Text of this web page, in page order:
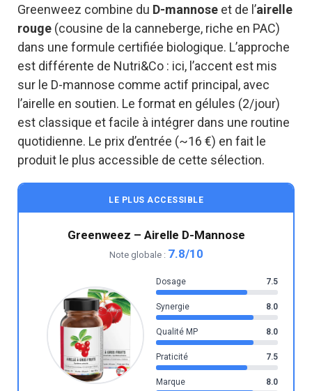
Greenweez combine du D-mannose et de l’airelle
rouge (cousine de la canneberge, riche en PAC)
dans une formule certifiée biologique. L’approche
est différente de Nutri&Co : ici, l’accent est mis
sur le D-mannose comme actif principal, avec
l’airelle en soutien. Le format en gélules (2/jour)
est classique et facile à intégrer dans une routine
quotidienne. Le prix d’entrée (~16 €) en fait le
produit le plus accessible de cette sélection.
LE PLUS ACCESSIBLE
Greenweez – Airelle D-Mannose
Note globale : 7.8/10
Dosage 7.5
Synergie 8.0
Qualité MP 8.0
Praticité 7.5
Marque 8.0